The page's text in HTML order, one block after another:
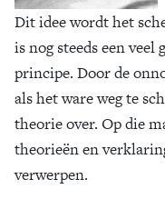
Dit idee wordt het
is nog steeds een
principe. Door de
als het ware weg te
theorie over. Op die
theorieën en
verwerpen.